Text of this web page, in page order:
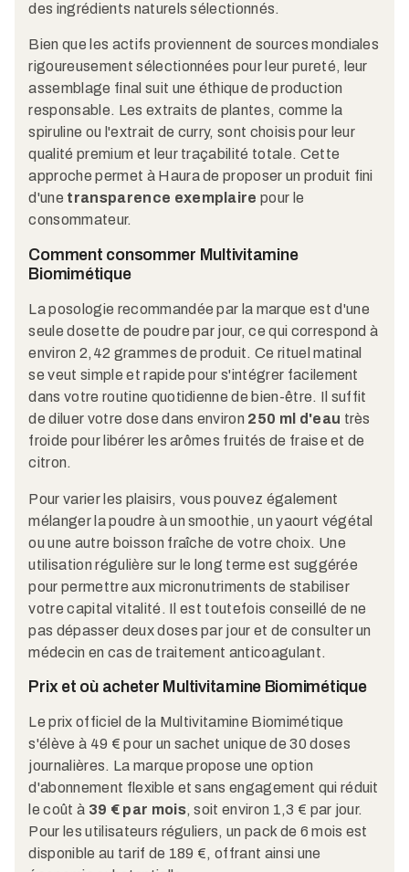
des ingrédients naturels sélectionnés.
Bien que les actifs proviennent de sources mondiales
rigoureusement sélectionnées pour leur pureté, leur
assemblage final suit une éthique de production
responsable. Les extraits de plantes, comme la
spiruline ou l'extrait de curry, sont choisis pour leur
qualité premium et leur traçabilité totale. Cette
approche permet à Haura de proposer un produit fini
d'une transparence exemplaire pour le
consommateur.
Comment consommer Multivitamine
Biomimétique
La posologie recommandée par la marque est d'une
seule dosette de poudre par jour, ce qui correspond à
environ 2,42 grammes de produit. Ce rituel matinal
se veut simple et rapide pour s'intégrer facilement
dans votre routine quotidienne de bien-être. Il suffit
de diluer votre dose dans environ 250 ml d'eau très
froide pour libérer les arômes fruités de fraise et de
citron.
Pour varier les plaisirs, vous pouvez également
mélanger la poudre à un smoothie, un yaourt végétal
ou une autre boisson fraîche de votre choix. Une
utilisation régulière sur le long terme est suggérée
pour permettre aux micronutriments de stabiliser
votre capital vitalité. Il est toutefois conseillé de ne
pas dépasser deux doses par jour et de consulter un
médecin en cas de traitement anticoagulant.
Prix et où acheter Multivitamine Biomimétique
Le prix officiel de la Multivitamine Biomimétique
s'élève à 49 € pour un sachet unique de 30 doses
journalières. La marque propose une option
d'abonnement flexible et sans engagement qui réduit
le coût à 39 € par mois, soit environ 1,3 € par jour.
Pour les utilisateurs réguliers, un pack de 6 mois est
disponible au tarif de 189 €, offrant ainsi une